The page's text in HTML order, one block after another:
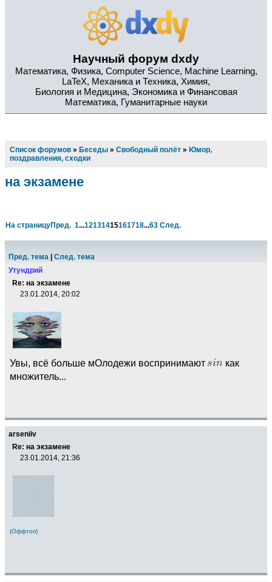
Научный форум dxdy
Математика, Физика, Computer Science, Machine Learning,
LaTeX, Механика и Техника, Химия,
Биология и Медицина, Экономика и Финансовая
Математика, Гуманитарные науки
Список форумов » Беседы » Свободный полёт » Юмор,
поздравления, сходки
на экзамене
На страницуПред. 1...12131415161718...63 След.
Пред. тема
След. тема
Утундрий
Re: на экзамене
23.01.2014, 20:02
Увы, всё больше мОлодежи воспринимают
как
множитель...
arseniiv
Re: на экзамене
23.01.2014, 21:36
(Оффтоп)